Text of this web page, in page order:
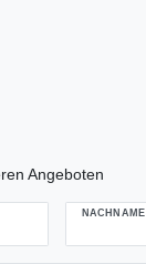
Angeboten
NACHNAME